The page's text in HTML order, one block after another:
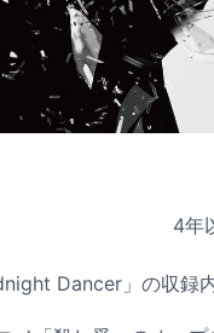
4年
Dancer」の収録